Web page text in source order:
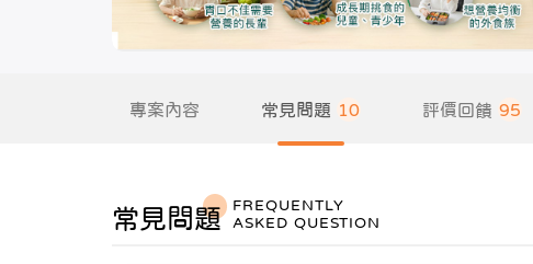
專案內容 常見問題 10 評價回饋 95
常見問題 FREQUENTLY
ASKED QUESTION